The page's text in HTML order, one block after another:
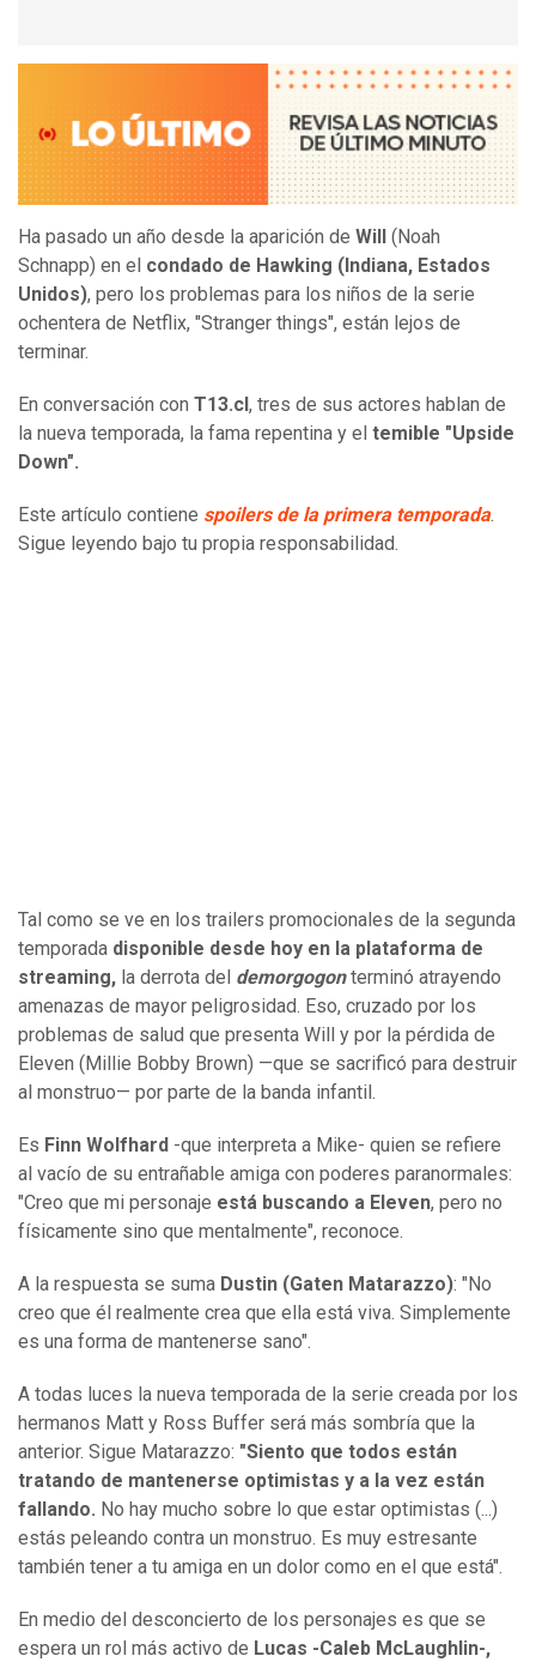
Ha pasado un año desde la aparición de Will
(Noah
Schnapp) en el condado de Hawking (Indiana, Estados
Unidos), pero los problemas para los niños de la serie
ochentera de Netflix, "Stranger things", están lejos de
terminar.
En conversación con T13.cl , tres de sus actores hablan de
la nueva temporada, la fama repentina y el temible "Upside
Down".
Este artículo contiene spoilers de la primera temporada.
Sigue leyendo bajo tu propia responsabilidad.
Tal como se ve en los trailers promocionales de la segunda
temporada disponible desde hoy en la plataforma de
streaming, la derrota del demorgogonterminó atrayendo
amenazas de mayor peligrosidad. Eso, cruzado por los
problemas de salud que presenta Will y por la pérdida de
Eleven (Millie Bobby Brown) —que se sacrificó para destruir
al monstruo— por parte de la banda infantil.
Es Finn Wolfhard -que interpreta a Mike- quien se refiere
al vacío de su entrañable amiga con poderes paranormales:
"Creo que mi personaje está buscando a Eleven, pero no
físicamente sino que mentalmente", reconoce.
A la respuesta se suma Dustin (Gaten Matarazzo): "No
creo que él realmente crea que ella está viva. Simplemente
es una forma de mantenerse sano".
A todas luces la nueva temporada de la serie creada por los
hermanos Matt y Ross Buffer será más sombría que la
anterior. Sigue Matarazzo: "Siento que todos están
tratando de mantenerse optimistas y a la vez están
fallando. No hay mucho sobre lo que estar optimistas (...)
estás peleando contra un monstruo. Es muy estresante
también tener a tu amiga en un dolor como en el que está".
En medio del desconcierto de los personajes es que se
espera un rol más activo de Lucas -Caleb McLaughlin-,